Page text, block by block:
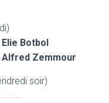
Elie Botbol
Alfred Zemmour
soir)